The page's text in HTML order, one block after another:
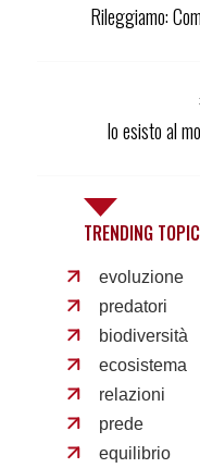
Rileggiamo:
Io esisto al
TRENDING
evoluzione
predatori
biodiversità
ecosistema
relazioni
prede
equilibrio